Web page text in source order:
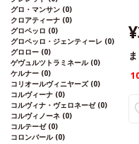
グロ・マンサン (0)
クロアティーナ (0)
グロペッロ (0)
グロペッロ・ジェンティーレ (0)
グロロー (0)
ゲヴュルツトラミネール (0)
ケルナー (0)
コリオールヴィニヤーズ (0)
コルヴィーナ (0)
コルヴィナ・ヴェロネーゼ (0)
コルヴィノーネ (0)
コルテーゼ (0)
コロンバール (0)